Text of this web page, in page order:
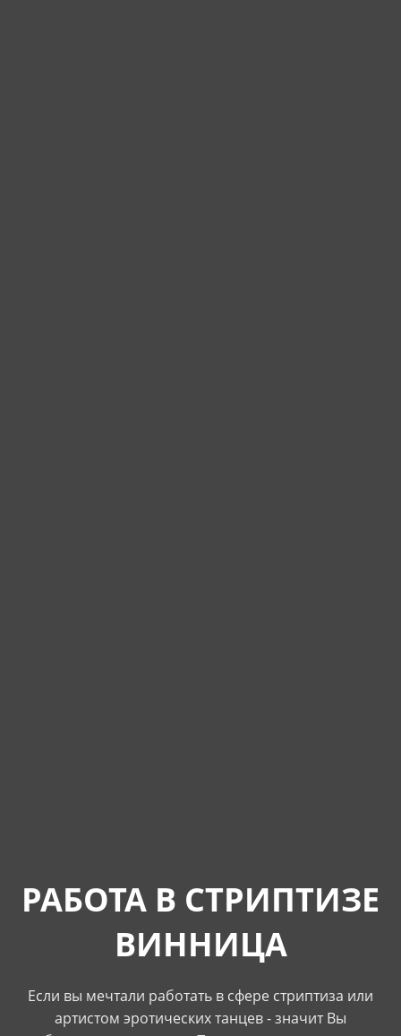
РАБОТА В СТРИПТИЗЕ
ВИННИЦА
Если вы мечтали работать в сфере стриптиза или
артистом эротических танцев - значит Вы